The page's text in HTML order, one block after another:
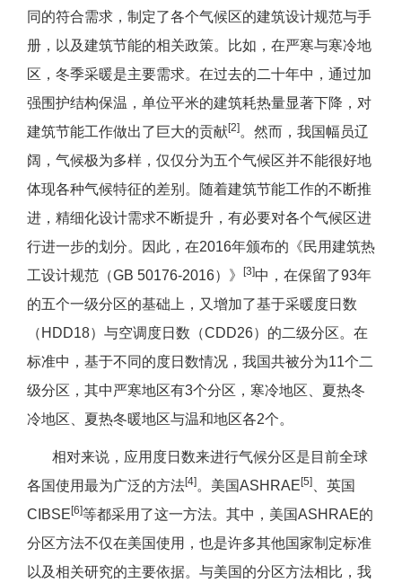
同的符合需求，制定了各个气候区的建筑设计规范与手
册，以及建筑节能的相关政策。比如，在严寒与寒冷地
区，冬季采暖是主要需求。在过去的二十年中，通过加
强围护结构保温，单位平米的建筑耗热量显著下降，对
建筑节能工作做出了巨大的贡献[2] 。然而，我国幅员辽
阔，气候极为多样，仅仅分为五个气候区并不能很好地
体现各种气候特征的差别。随着建筑节能工作的不断推
进，精细化设计需求不断提升，有必要对各个气候区进
行进一步的划分。因此，在2016年颁布的《民用建筑热
工设计规范（GB 50176-2016）》
[3]中，在保留了93年
的五个一级分区的基础上，又增加了基于采暖度日数
（HDD18）与空调度日数（CDD26）的二级分区。在
标准中，基于不同的度日数情况，我国共被分为11个二
级分区，其中严寒地区有3个分区，寒冷地区、夏热冬
冷地区、夏热冬暖地区与温和地区各2个。
相对来说，应用度日数来进行气候分区是目前全球
各国使用最为广泛的方法[4] 。美国ASHRAE [5]
、英国
CIBSE [6]等都采用了这一方法。其中，美国ASHRAE的
分区方法不仅在美国使用，也是许多其他国家制定标准
以及相关研究的主要依据。与美国的分区方法相比，我